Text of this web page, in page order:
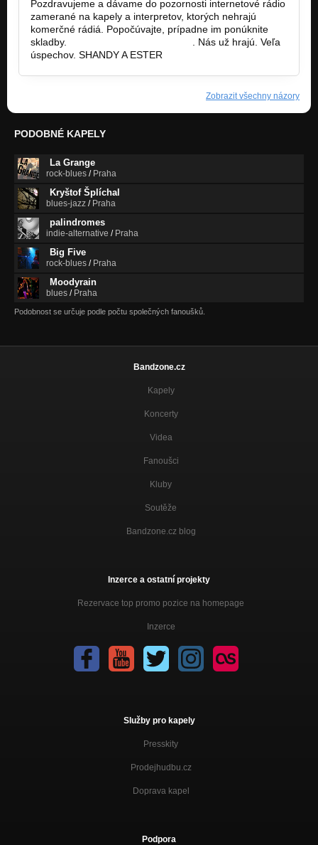
Pozdravujeme a dávame do pozornosti internetové rádio
zamerané na kapely a interpretov, ktorých nehrajú
komerčné rádiá. Popočúvajte, prípadne im ponúknite
skladby.
. Nás už hrajú. Veľa
úspechov. SHANDY A ESTER
Zobrazit všechny názory
PODOBNÉ KAPELY
La Grange
rock-blues / Praha
Kryštof Šplíchal
blues-jazz / Praha
palindromes
indie-alternative / Praha
Big Five
rock-blues / Praha
Moodyrain
blues / Praha
Podobnost se určuje podle počtu společných fanoušků.
Bandzone.cz
Kapely
Koncerty
Videa
Fanoušci
Kluby
Soutěže
Bandzone.cz blog
Inzerce a ostatní projekty
Rezervace top promo pozice na homepage
Inzerce
Služby pro kapely
Presskity
Prodejhudbu.cz
Doprava kapel
Podpora